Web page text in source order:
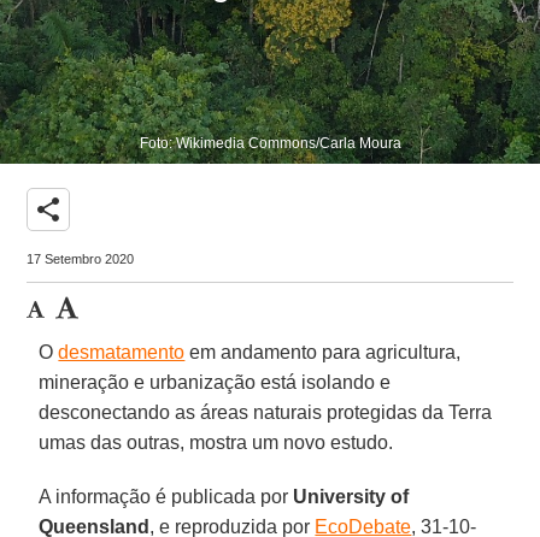
Foto: Wikimedia Commons/Carla Moura
share
17 Setembro 2020
Odesmatamento em andamento para agricultura,
mineração e urbanização está isolando e
desconectando as áreas naturais protegidas da Terra
umas das outras, mostra um novo estudo.
A informação é publicada por University of
Queensland , e reproduzida por EcoDebate, 31-10-